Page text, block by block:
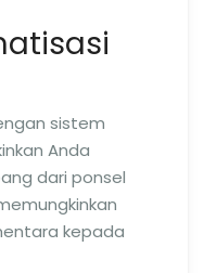
sistem
Anda
dari ponsel
kepada